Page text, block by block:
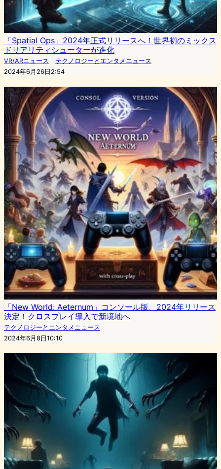
「Spatial Ops」2024年正式リリースへ！世界初のミックス
ドリアリティシューターが進化
VR/ARニュース ｜ テクノロジーとエンタメニュース
2024年6月26日2:54
「New World: Aeternum」コンソール版、2024年リリース
決定！クロスプレイ導入で新境地へ
テクノロジーとエンタメニュース
2024年6月8日10:10